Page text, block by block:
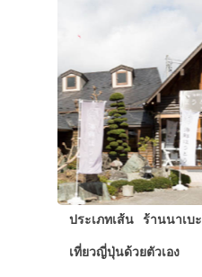
ประเภทเส้น ร้านนาเบะ
เที่ยวญี่ปุ่นด้วยตัวเอง